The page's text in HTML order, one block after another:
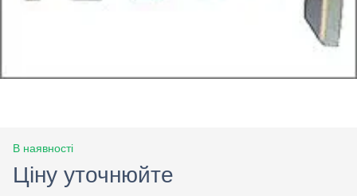
В наявності
Ціну уточнюйте